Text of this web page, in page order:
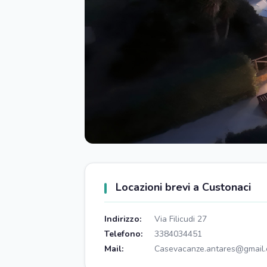
Locazioni brevi a Custonaci
Indirizzo:
Via Filicudi 27
Telefono:
3384034451
Mail: